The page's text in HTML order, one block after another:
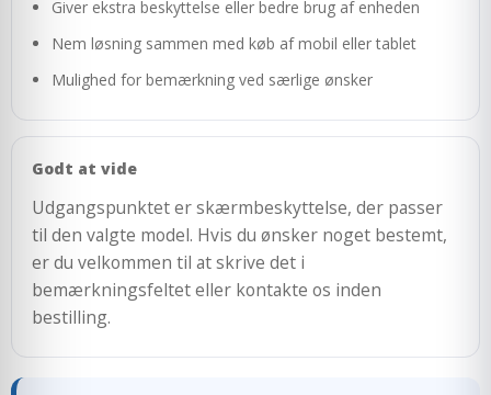
Giver ekstra beskyttelse eller bedre brug af enheden
Nem løsning sammen med køb af mobil eller tablet
Mulighed for bemærkning ved særlige ønsker
Godt at vide
Udgangspunktet er skærmbeskyttelse, der passer
til den valgte model. Hvis du ønsker noget bestemt,
er du velkommen til at skrive det i
bemærkningsfeltet eller kontakte os inden
bestilling.